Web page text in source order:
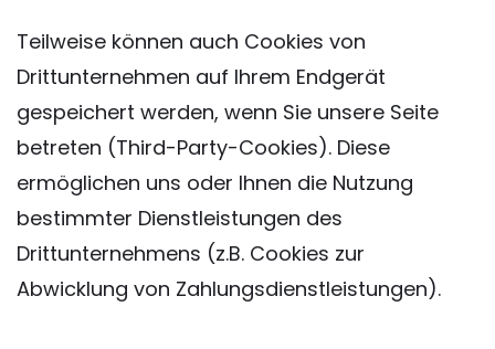
Teilweise können auch Cookies von
Drittunternehmen auf Ihrem Endgerät
gespeichert werden, wenn Sie unsere Seite
betreten (Third-Party-Cookies). Diese
ermöglichen uns oder Ihnen die Nutzung
bestimmter Dienstleistungen des
Drittunternehmens (z.B. Cookies zur
Abwicklung von Zahlungsdienstleistungen).